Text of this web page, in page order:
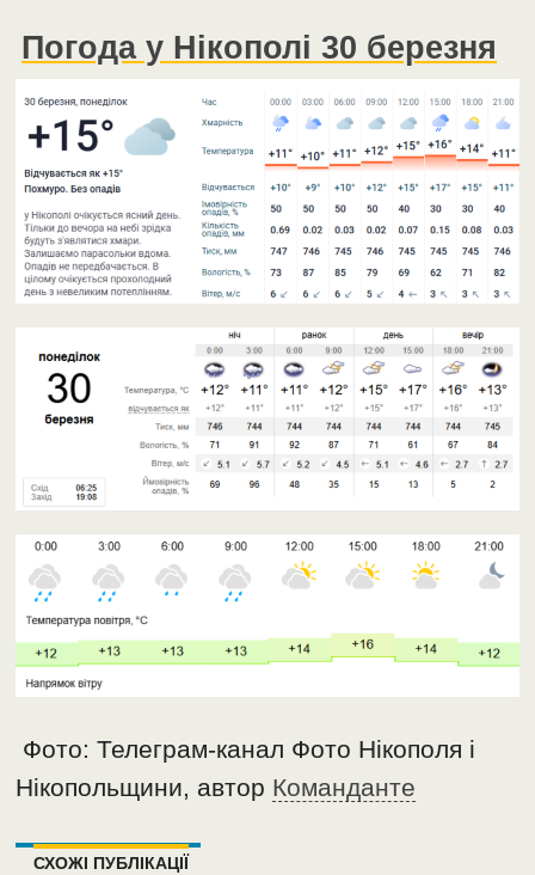
Погода у Нікополі 30 березня
Фото: Телеграм-канал Фото Нікополя і
Нікопольщини, автор Команданте
СХОЖІ ПУБЛІКАЦІЇ